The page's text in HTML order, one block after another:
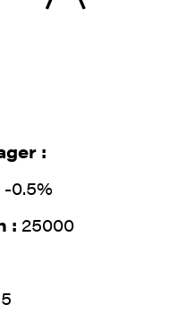
:
0.5%
: 25000
5